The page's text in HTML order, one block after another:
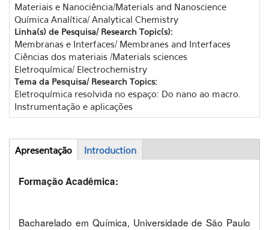
Materiais e Nanociência/Materials and Nanoscience
Química Analítica/ Analytical Chemistry
Linha(s) de Pesquisa/ Research Topic(s):
Membranas e Interfaces/ Membranes and Interfaces
Ciências dos materiais /Materials sciences
Eletroquímica/ Electrochemistry
Tema da Pesquisa/ Research Topics:
Eletroquímica resolvida no espaço: Do nano ao macro.
Instrumentação e aplicações
Abas
Apresentação (aba
ativa)
Introduction
Formação Acadêmica:
Bacharelado em Química, Universidade de São Paulo